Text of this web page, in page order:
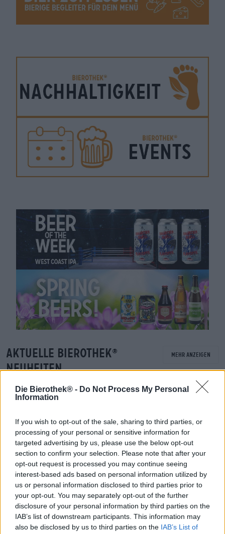
Die Bierothek® - Do Not Process My Personal
Information
If you wish to opt-out of the sale, sharing to third parties, or
processing of your personal or sensitive information for
targeted advertising by us, please use the below opt-out
section to confirm your selection. Please note that after your
opt-out request is processed you may continue seeing
interest-based ads based on personal information utilized by
us or personal information disclosed to third parties prior to
your opt-out. You may separately opt-out of the further
disclosure of your personal information by third parties on the
IAB’s list of downstream participants. This information may
also be disclosed by us to third parties on the IAB’s List of
Aktuelle Bierothek®
Neuheiten
Mehr anzeigen
Porter & Stout